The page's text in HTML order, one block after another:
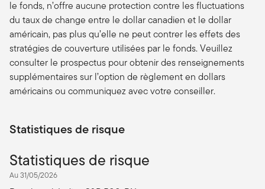
le fonds, n’offre aucune protection contre les fluctuations
du taux de change entre le dollar canadien et le dollar
américain, pas plus qu’elle ne peut contrer les effets des
stratégies de couverture utilisées par le fonds. Veuillez
consulter le prospectus pour obtenir des renseignements
supplémentaires sur l’option de règlement en dollars
américains ou communiquez avec votre conseiller.
Statistiques de risque
Statistiques de risque
Au 31/05/2026